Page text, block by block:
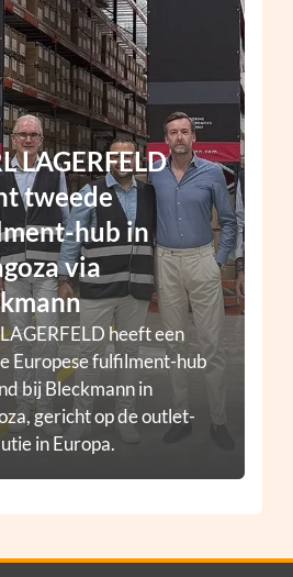
LAGERFELD
tweede
hub in
via
heeft een
Europese fulfilment-hub
bij Bleckmann in
gericht op de outlet-
in Europa.